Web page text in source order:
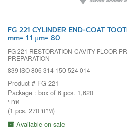
FG 221 CYLINDER END-COAT
mm= 1.1 µm= 80
FG 221 RESTORATION-CAVITY FLOOR
PREPARATION
839 ISO 806 314 150 524 014
Product # FG 221
Package : box of 6 pcs. 1,620
บาท
(1 pcs. 270 บาท)
Available on sale